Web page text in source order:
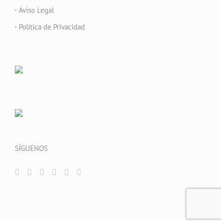
· Aviso Legal
· Política de Privacidad
SÍGUENOS